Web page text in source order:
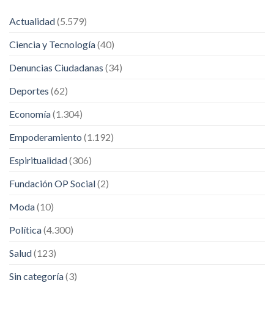
Actualidad(5.579)
Ciencia y Tecnología(40)
Denuncias Ciudadanas (34)
Deportes (62)
Economía(1.304)
Empoderamiento (1.192)
Espiritualidad(306)
Fundación OP Social(2)
Moda(10)
Política(4.300)
Salud(123)
Sin categoría(3)